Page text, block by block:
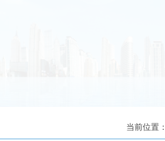
当前位置：